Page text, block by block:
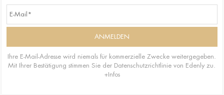
Ihre E-Mail-Adresse wird niemals für kommerzielle Zwecke weitergegeben.
Mit Ihrer Bestätigung stimmen Sie der Datenschutzrichtlinie von Edenly zu.
+Infos